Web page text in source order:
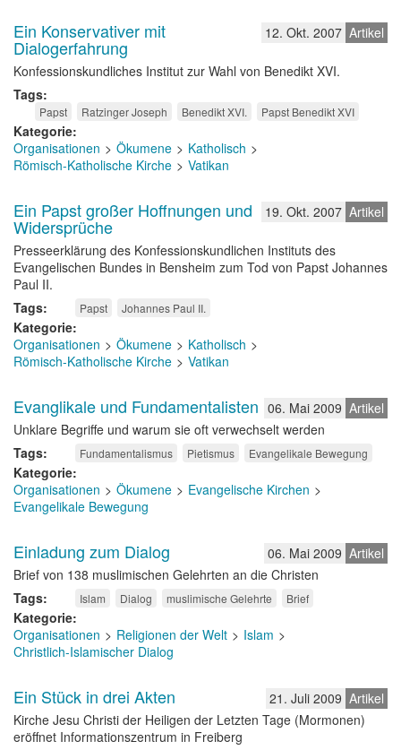
Artikel
12. Okt. 2007
Ein Konservativer mit
Dialogerfahrung
Konfessionskundliches Institut zur Wahl von Benedikt XVI.
Tags
Papst Ratzinger Joseph Benedikt XVI. Papst Benedikt XVI
Kategorie
Organisationen
Ökumene
Katholisch
Römisch-Katholische Kirche
Vatikan
Artikel
19. Okt. 2007
Ein Papst großer Hoffnungen und
Widersprüche
Presseerklärung des Konfessionskundlichen Instituts des
Evangelischen Bundes in Bensheim zum Tod von Papst Johannes
Paul II.
Tags
Papst Johannes Paul II.
Kategorie
Organisationen
Ökumene
Katholisch
Römisch-Katholische Kirche
Vatikan
Artikel
06. Mai 2009
Evanglikale und Fundamentalisten
Unklare Begriffe und warum sie oft verwechselt werden
Tags
Fundamentalismus Pietismus Evangelikale Bewegung
Kategorie
Organisationen
Ökumene
Evangelische Kirchen
Evangelikale Bewegung
Artikel
06. Mai 2009
Einladung zum Dialog
Brief von 138 muslimischen Gelehrten an die Christen
Tags
Islam Dialog muslimische Gelehrte Brief
Kategorie
Organisationen
Religionen der Welt
Islam
Christlich-Islamischer Dialog
Artikel
21. Juli 2009
Ein Stück in drei Akten
Kirche Jesu Christi der Heiligen der Letzten Tage (Mormonen)
eröffnet Informationszentrum in Freiberg